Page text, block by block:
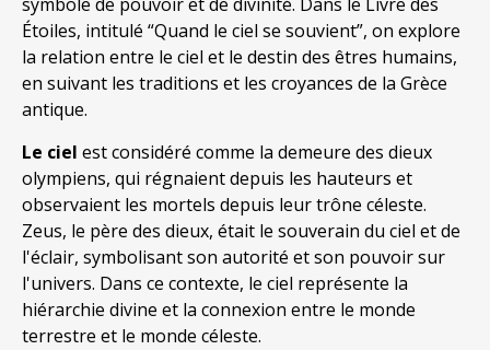
Étoiles, intitulé “Quand le ciel se souvient”, on explore
la relation entre le ciel et le destin des êtres humains,
en suivant les traditions et les croyances de la Grèce
antique.
Le ciel est considéré comme la demeure des dieux
olympiens, qui régnaient depuis les hauteurs et
observaient les mortels depuis leur trône céleste.
Zeus, le père des dieux, était le souverain du ciel et de
l'éclair, symbolisant son autorité et son pouvoir sur
l'univers. Dans ce contexte, le ciel représente la
hiérarchie divine et la connexion entre le monde
terrestre et le monde céleste.